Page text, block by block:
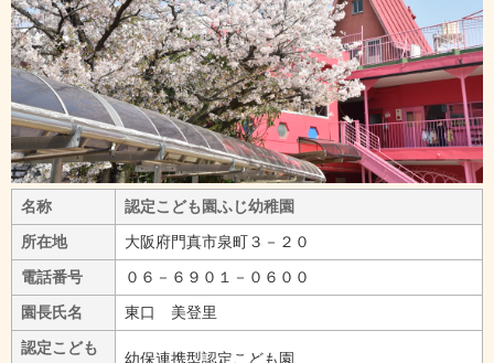
名称
認定こども園ふじ幼稚園
所在地
大阪府門真市泉町３－２０
電話番号
０６－６９０１－０６００
園長氏名
東口 美登里
認定こども
幼保連携型認定こども園